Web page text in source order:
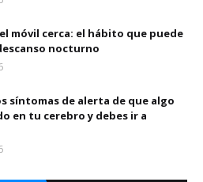
móvil cerca: el hábito que puede
nocturno
síntomas de alerta de que algo
en tu cerebro y debes ir a